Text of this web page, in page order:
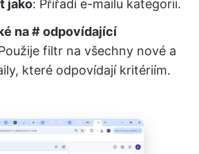
jako: Přiřadí e-mailu kategorii.
na # odpovídající
filtr na všechny nové a
které odpovídají kritériím.